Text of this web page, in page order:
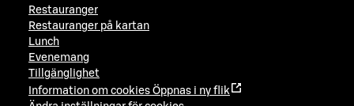
Restauranger
Restauranger på kartan
Lunch
Evenemang
Tillgänglighet
Information om cookies Öppnas i ny flik